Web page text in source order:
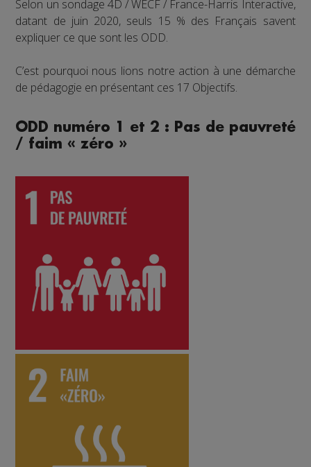
Selon un sondage 4D / WECF / France-Harris Interactive,
datant de juin 2020, seuls 15 % des Français savent
expliquer ce que sont les ODD.
C’est pourquoi nous lions notre action à une démarche
de pédagogie en présentant ces 17 Objectifs.
ODD numéro 1 et 2 : Pas de pauvreté
/ faim « zéro »